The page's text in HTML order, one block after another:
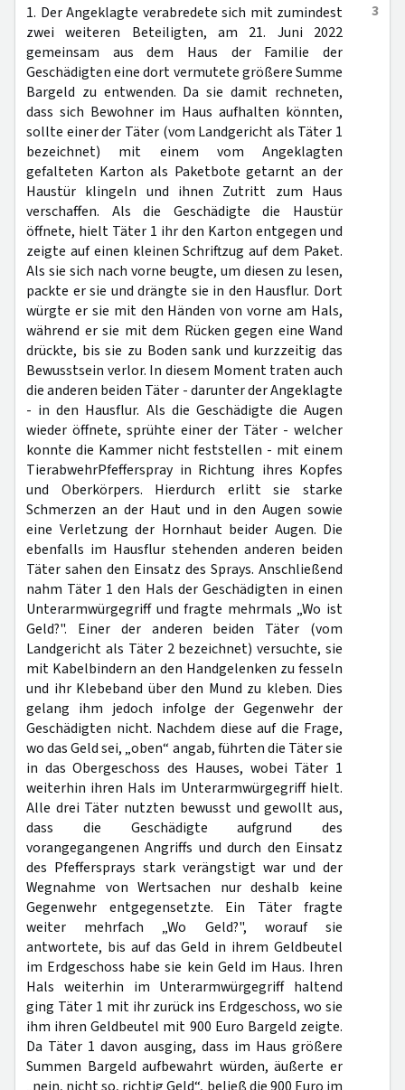
3
1. Der Angeklagte verabredete sich mit zumindest
zwei weiteren Beteiligten, am 21. Juni 2022
gemeinsam aus dem Haus der Familie der
Geschädigten eine dort vermutete größere Summe
Bargeld zu entwenden. Da sie damit rechneten,
dass sich Bewohner im Haus aufhalten könnten,
sollte einer der Täter (vom Landgericht als Täter 1
bezeichnet) mit einem vom Angeklagten
gefalteten Karton als Paketbote getarnt an der
Haustür klingeln und ihnen Zutritt zum Haus
verschaffen. Als die Geschädigte die Haustür
öffnete, hielt Täter 1 ihr den Karton entgegen und
zeigte auf einen kleinen Schriftzug auf dem Paket.
Als sie sich nach vorne beugte, um diesen zu lesen,
packte er sie und drängte sie in den Hausflur. Dort
würgte er sie mit den Händen von vorne am Hals,
während er sie mit dem Rücken gegen eine Wand
drückte, bis sie zu Boden sank und kurzzeitig das
Bewusstsein verlor. In diesem Moment traten auch
die anderen beiden Täter - darunter der Angeklagte
- in den Hausflur. Als die Geschädigte die Augen
wieder öffnete, sprühte einer der Täter - welcher
konnte die Kammer nicht feststellen - mit einem
TierabwehrPfefferspray in Richtung ihres Kopfes
und Oberkörpers. Hierdurch erlitt sie starke
Schmerzen an der Haut und in den Augen sowie
eine Verletzung der Hornhaut beider Augen. Die
ebenfalls im Hausflur stehenden anderen beiden
Täter sahen den Einsatz des Sprays. Anschließend
nahm Täter 1 den Hals der Geschädigten in einen
Unterarmwürgegriff und fragte mehrmals „Wo ist
Geld?". Einer der anderen beiden Täter (vom
Landgericht als Täter 2 bezeichnet) versuchte, sie
mit Kabelbindern an den Handgelenken zu fesseln
und ihr Klebeband über den Mund zu kleben. Dies
gelang ihm jedoch infolge der Gegenwehr der
Geschädigten nicht. Nachdem diese auf die Frage,
wo das Geld sei, „oben“ angab, führten die Täter sie
in das Obergeschoss des Hauses, wobei Täter 1
weiterhin ihren Hals im Unterarmwürgegriff hielt.
Alle drei Täter nutzten bewusst und gewollt aus,
dass die Geschädigte aufgrund des
vorangegangenen Angriffs und durch den Einsatz
des Pfeffersprays stark verängstigt war und der
Wegnahme von Wertsachen nur deshalb keine
Gegenwehr entgegensetzte. Ein Täter fragte
weiter mehrfach „Wo Geld?", worauf sie
antwortete, bis auf das Geld in ihrem Geldbeutel
im Erdgeschoss habe sie kein Geld im Haus. Ihren
Hals weiterhin im Unterarmwürgegriff haltend
ging Täter 1 mit ihr zurück ins Erdgeschoss, wo sie
ihm ihren Geldbeutel mit 900 Euro Bargeld zeigte.
Da Täter 1 davon ausging, dass im Haus größere
Summen Bargeld aufbewahrt würden, äußerte er